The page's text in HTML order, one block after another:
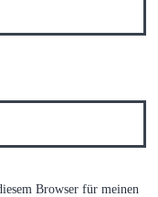
Browser für meinen